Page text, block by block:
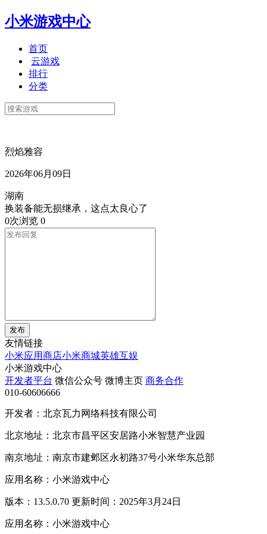
小米游戏中心
首页
云游戏
排行
分类
烈焰雅容
2026年06月09日
湖南
换装备能无损继承，这点太良心了
0次浏览 0
发布
友情链接
小米应用商店小米商城英雄互娱
小米游戏中心
开发者平台 微信公众号 微博主页 商务合作
010-60606666
开发者：北京瓦力网络科技有限公司
北京地址：北京市昌平区安居路小米智慧产业园
南京地址：南京市建邺区永初路37号小米华东总部
应用名称：小米游戏中心
版本：13.5.0.70 更新时间：2025年3月24日
应用名称：小米游戏中心